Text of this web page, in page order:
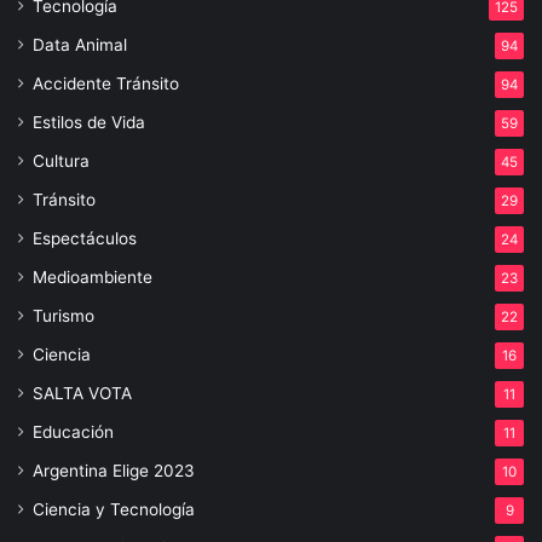
Tecnología 125
Data Animal 94
Accidente Tránsito 94
Estilos de Vida 59
Cultura 45
Tránsito 29
Espectáculos 24
Medioambiente 23
Turismo 22
Ciencia 16
SALTA VOTA 11
Educación 11
Argentina Elige 2023 10
Ciencia y Tecnología 9